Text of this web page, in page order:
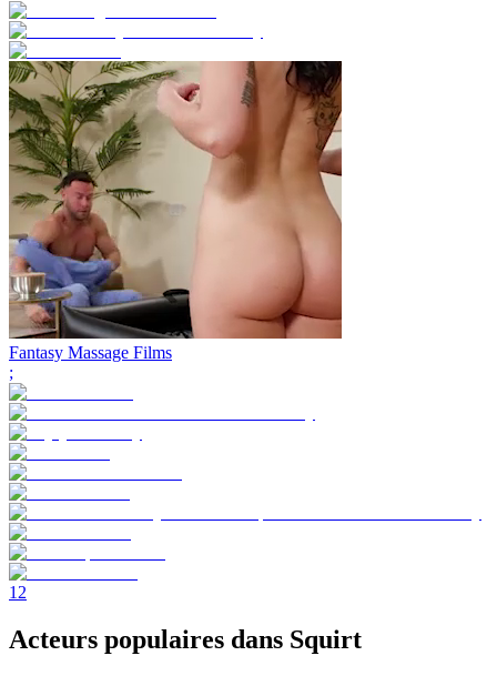
Fantasy Massage Films
;
1 2
Acteurs populaires dans Squirt